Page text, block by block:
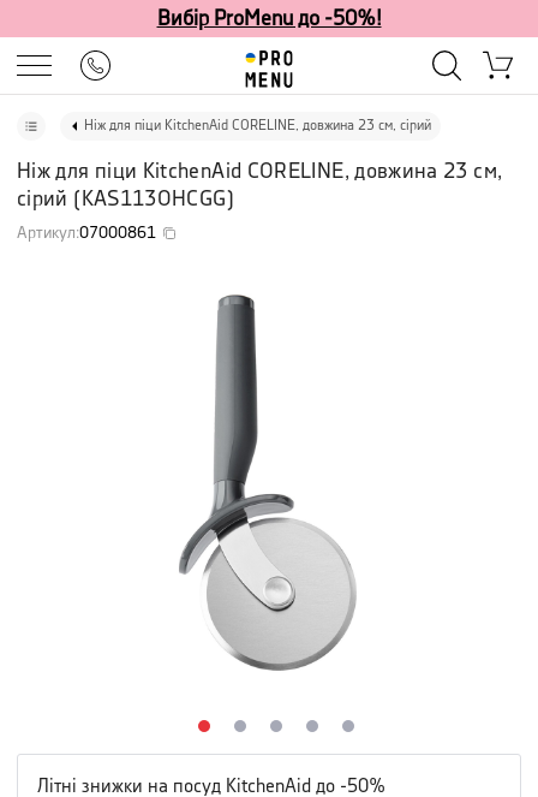
Вибір ProMenu до -50%!
Ніж для піци KitchenAid CORELINE, довжина 23 см, сірий
Ніж для піци KitchenAid CORELINE, довжина 23 см,
сірий ( KAS113OHCGG)
Артикул:07000861
Літні знижки на посуд KitchenAid до -50%